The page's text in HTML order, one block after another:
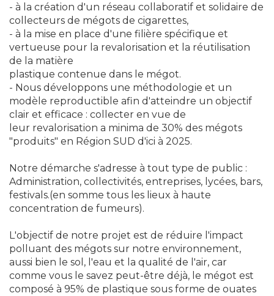
- à la création d'un réseau collaboratif et solidaire de
collecteurs de mégots de cigarettes,
- à la mise en place d'une filière spécifique et
vertueuse pour la revalorisation et la réutilisation
de la matière
plastique contenue dans le mégot.
- Nous développons une méthodologie et un
modèle reproductible afin d'atteindre un objectif
clair et efficace : collecter en vue de
leur revalorisation a minima de 30% des mégots
"produits" en Région SUD d'ici à 2025.
Notre démarche s'adresse à tout type de public :
Administration, collectivités, entreprises, lycées, bars,
festivals.(en somme tous les lieux à haute
concentration de fumeurs).
L'objectif de notre projet est de réduire l'impact
polluant des mégots sur notre environnement,
aussi bien le sol, l'eau et la qualité de l'air, car
comme vous le savez peut-être déjà, le mégot est
composé à 95% de plastique sous forme de ouates